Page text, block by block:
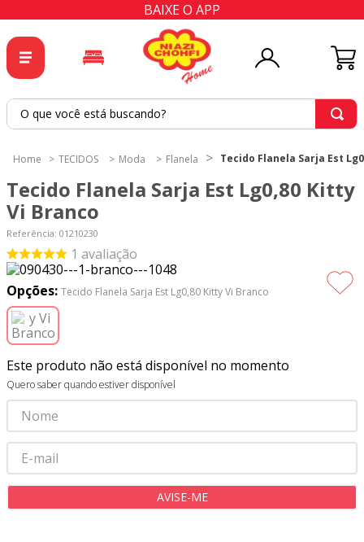
BAIXE O APP
O que você está buscando?
TECIDOS Moda Flanela Tecido Flanela Sarja Est
Tecido Flanela Sarja Est Lg0,80 Kitty
Vi Branco
Referência: 01210230
1 avaliação
Opções: Tecido Flanela Sarja Est Lg0,80 Kitty Vi Branco
Este produto não está disponível no momento
Quero saber quando estiver disponível
2º
tapete
cortina
4º
tecido percal
5º
tapetes
6 º
percal
7º
tecido tricoline
8º
tricoline digital
9º
tecido oxford
10º tapete sisal